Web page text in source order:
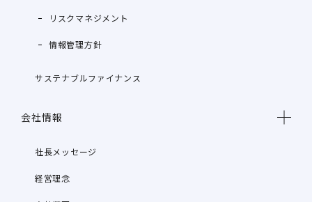
リスクマネジメント
情報管理方針
サステナブルファイナンス
会社情報
社長メッセージ
経営理念